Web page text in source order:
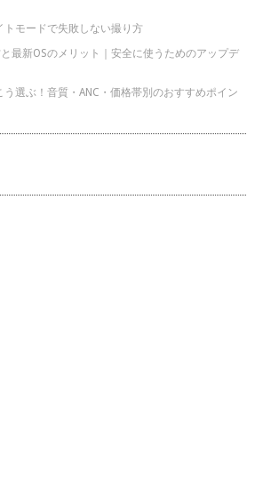
モードで失敗しない撮り方
最新OSのメリット｜安全に使うためのアップデ
選ぶ！音質・ANC・価格帯別のおすすめポイン